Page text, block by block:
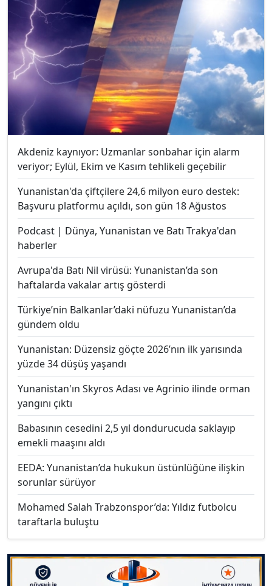
Akdeniz kaynıyor: Uzmanlar sonbahar için alarm
veriyor; Eylül, Ekim ve Kasım tehlikeli geçebilir
Yunanistan'da çiftçilere 24,6 milyon euro destek:
Başvuru platformu açıldı, son gün 18 Ağustos
Podcast | Dünya, Yunanistan ve Batı Trakya'dan
haberler
Avrupa'da Batı Nil virüsü: Yunanistan’da son
haftalarda vakalar artış gösterdi
Türkiye’nin Balkanlar’daki nüfuzu Yunanistan’da
gündem oldu
Yunanistan: Düzensiz göçte 2026’nın ilk yarısında
yüzde 34 düşüş yaşandı
Yunanistan'ın Skyros Adası ve Agrinio ilinde orman
yangını çıktı
Babasının cesedini 2,5 yıl dondurucuda saklayıp
emekli maaşını aldı
EEDA: Yunanistan’da hukukun üstünlüğüne ilişkin
sorunlar sürüyor
Mohamed Salah Trabzonspor’da: Yıldız futbolcu
taraftarla buluştu